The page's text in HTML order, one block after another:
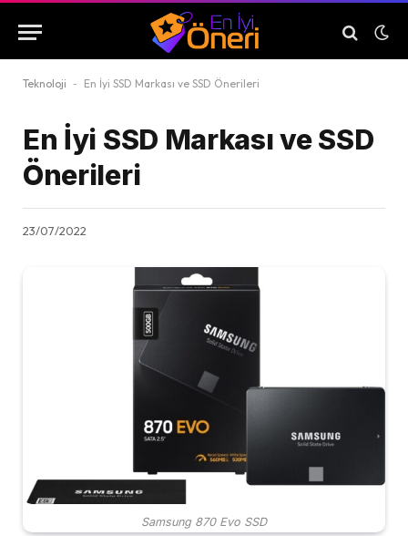
Teknoloji - En İyi SSD Markası ve SSD Önerileri
En İyi SSD Markası ve SSD
Önerileri
23/07/2022
Samsung 870 Evo SSD